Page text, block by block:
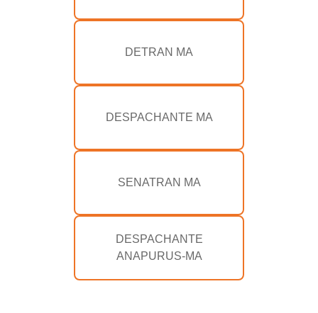
DETRAN MA
DESPACHANTE MA
SENATRAN MA
DESPACHANTE
ANAPURUS-MA